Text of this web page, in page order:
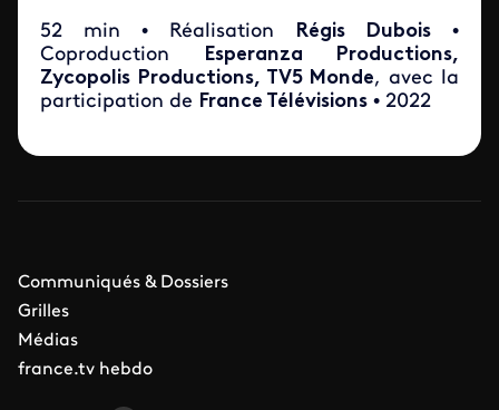
52 min • Réalisation Régis Dubois •
Coproduction
Esperanza Productions,
Zycopolis Productions, TV5 Monde, avec la
participation de France Télévisions • 2022
Communiqués & Dossiers
Grilles
Médias
france.tv hebdo